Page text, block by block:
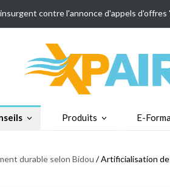
contre l'annonce d'appels d'offres
Produits E-
durable selon Bidou / Artificialisation